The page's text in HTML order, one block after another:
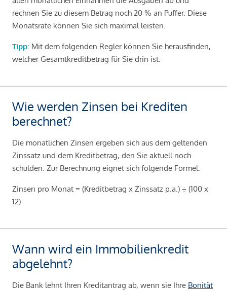
rechnen Sie zu diesem Betrag noch 20 % an Puffer. Diese
Monatsrate können Sie sich maximal leisten.
Tipp: Mit dem folgenden Regler können Sie herausfinden,
welcher Gesamtkreditbetrag für Sie drin ist.
Wie werden Zinsen bei Krediten
berechnet?
Die monatlichen Zinsen ergeben sich aus dem geltenden
Zinssatz und dem Kreditbetrag, den Sie aktuell noch
schulden. Zur Berechnung eignet sich folgende Formel:
Zinsen pro Monat = (Kreditbetrag x Zinssatz p.a.) ÷ (100 x
12)
Wann wird ein Immobilienkredit
abgelehnt?
Die Bank lehnt Ihren Kreditantrag ab, wenn sie Ihre Bonität